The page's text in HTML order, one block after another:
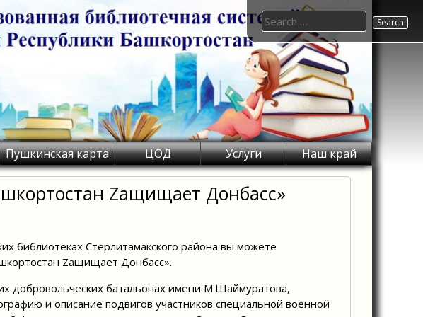
Пушкинская карта ЦОД Услуги Наш край
Search
for:
Zащищает Донбасс»
библиотеках Стерлитамакского района вы можете
Zащищает Донбасс».
добровольческих батальонах имени М.Шаймуратова,
и описание подвигов участников специальной военной